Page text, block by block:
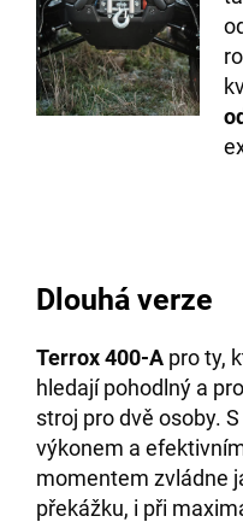
Dlouhá verze
Terrox 400-A pro ty,
hledají pohodlný a
stroj pro dvě osoby.
výkonem a
momentem zvládne
překážku, i při